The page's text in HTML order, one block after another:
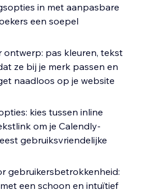
in met aanpasbare
een soepel
ontwerp: pas kleuren, tekst
ze bij je merk passen en
naadloos op je website
kies tussen inline
om je Calendly-
gebruiksvriendelijke
gebruikersbetrokkenheid:
een schoon en intuïtief